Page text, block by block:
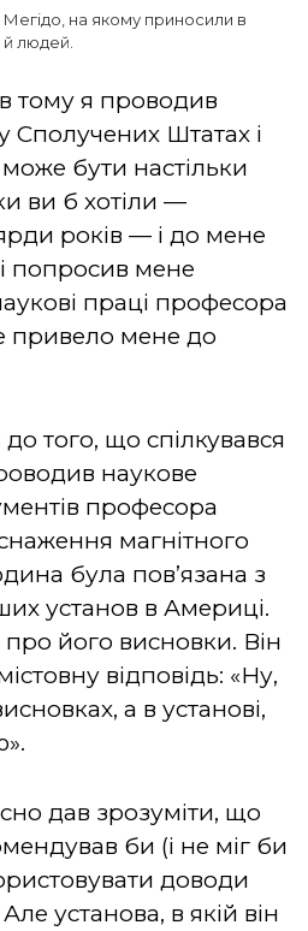
на якому приносили в
людей.
тому я проводив
Сполучених Штатах і
бути настільки
ви б хотіли —
років — і до мене
попросив мене
праці професора
привело мене до
того, що спілкувався
наукове
професора
магнітного
була пов’язана з
установ в Америці.
його висновки. Він
відповідь: «Ну,
а в установі,
дав зрозуміти, що
би (і не міг би
доводи
установа, в якій він